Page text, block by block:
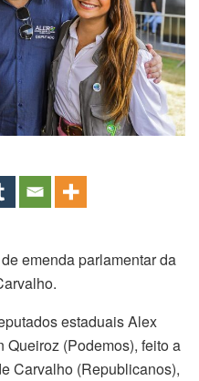
emenda parlamentar da
estaduais Alex
(Podemos), feito a
Carvalho (Republicanos),